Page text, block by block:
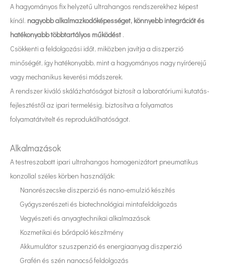
Mi az ultrahangos nanodiszperziós technológia?
Jelenleg az antioxidánsok és az öregedésgátló gyógyszerek
Az ultrahang alkalmazása a varróiparban elsősorban az ultrahang
A hagyományos fix helyzetű ultrahangos rendszerekhez képest
kínál. nagyobb alkalmazkodóképességet, könnyebb integrációt és
hatékonyabb többtartályos működést .
Csökkenti a feldolgozási időt, miközben javítja a diszperzió
minőségét, így hatékonyabb, mint a hagyományos nagy nyíróerejű
vagy mechanikus keverési módszerek.
A rendszer kiváló skálázhatóságot biztosít a laboratóriumi kutatás-
fejlesztéstől az ipari termelésig, biztosítva a folyamatos
folyamatátvitelt és reprodukálhatóságot.
Alkalmazások
A testreszabott ipari ultrahangos homogenizátort pneumatikus
konzollal széles körben használják:
Nanorészecske diszperzió és nano-emulzió készítés
Gyógyszerészeti és biotechnológiai mintafeldolgozás
Vegyészeti és anyagtechnikai alkalmazások
Kozmetikai és bőrápoló készítmény
Akkumulátor szuszpenzió és energiaanyag diszperzió
Grafén és szén nanocső feldolgozás